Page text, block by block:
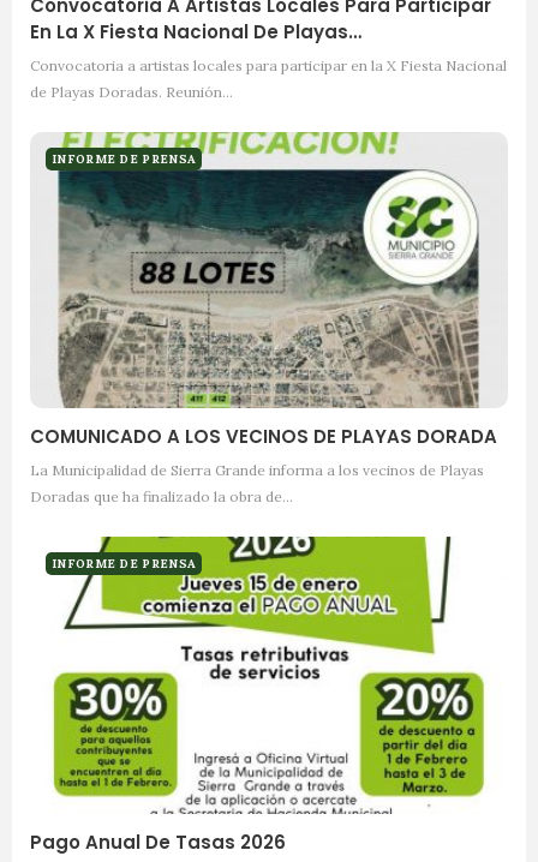
En La X Fiesta Nacional De Playas…
Convocatoria a artistas locales para participar en la X Fiesta Nacional
de Playas Doradas. Reunión…
INFORME DE PRENSA
COMUNICADO A LOS VECINOS DE PLAYAS DORADA
La Municipalidad de Sierra Grande informa a los vecinos de Playas
Doradas que ha finalizado la obra de…
INFORME DE PRENSA
Pago Anual De Tasas 2026